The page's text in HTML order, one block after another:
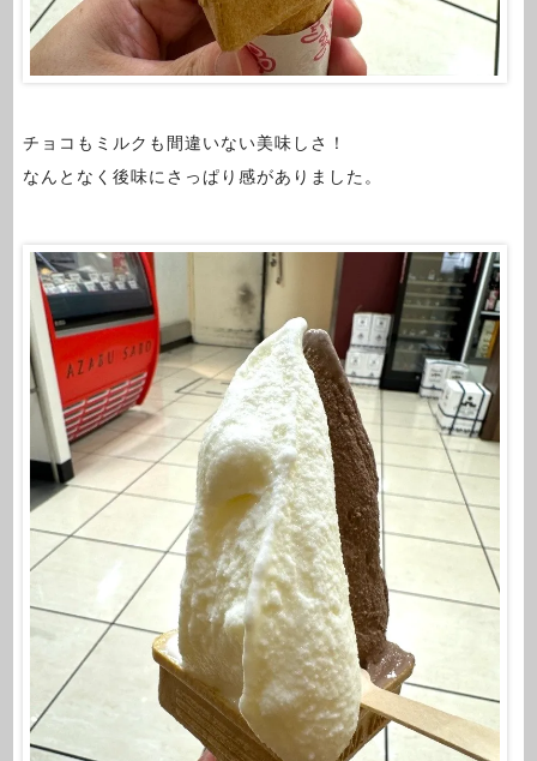
チョコもミルクも間違いない美味しさ！
なんとなく後味にさっぱり感がありました。